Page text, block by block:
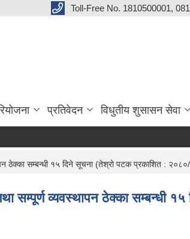
Toll-Free No. 1810500001,
प्रतिवेदन विधुतीय शुसासन सेवा
ठेक्का सम्बन्धी १५ दिने सूचना (तेश्रो पटक प्रकाशित :
सम्पूर्ण व्यवस्थापन ठेक्का सम्बन्धी